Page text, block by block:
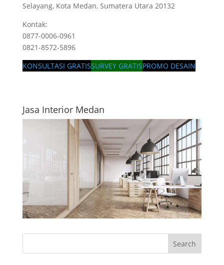
Selayang, Kota Medan, Sumatera Utara 20132
Kontak:
0877-0006-0961
0821-8572-5896
KONSULTASI GRATISSURVEY GRATISPROMO DESAIN
Jasa Interior Medan
Search